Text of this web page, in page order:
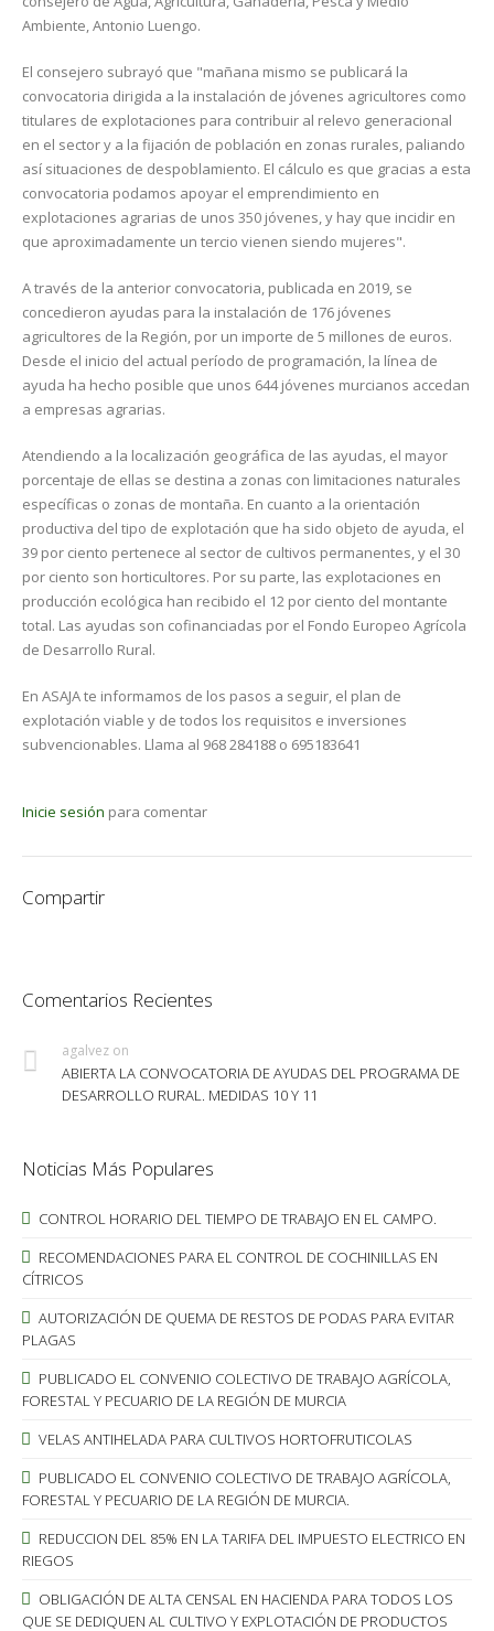
Ambiente, Antonio Luengo.
El consejero subrayó que "mañana mismo se publicará la
convocatoria dirigida a la instalación de jóvenes agricultores como
titulares de explotaciones para contribuir al relevo generacional
en el sector y a la fijación de población en zonas rurales, paliando
así situaciones de despoblamiento. El cálculo es que gracias a esta
convocatoria podamos apoyar el emprendimiento en
explotaciones agrarias de unos 350 jóvenes, y hay que incidir en
que aproximadamente un tercio vienen siendo mujeres".
A través de la anterior convocatoria, publicada en 2019, se
concedieron ayudas para la instalación de 176 jóvenes
agricultores de la Región, por un importe de 5 millones de euros.
Desde el inicio del actual período de programación, la línea de
ayuda ha hecho posible que unos 644 jóvenes murcianos accedan
a empresas agrarias.
Atendiendo a la localización geográfica de las ayudas, el mayor
porcentaje de ellas se destina a zonas con limitaciones naturales
específicas o zonas de montaña. En cuanto a la orientación
productiva del tipo de explotación que ha sido objeto de ayuda, el
39 por ciento pertenece al sector de cultivos permanentes, y el 30
por ciento son horticultores. Por su parte, las explotaciones en
producción ecológica han recibido el 12 por ciento del montante
total. Las ayudas son cofinanciadas por el Fondo Europeo Agrícola
de Desarrollo Rural.
En ASAJA te informamos de los pasos a seguir, el plan de
explotación viable y de todos los requisitos e inversiones
subvencionables. Llama al 968 284188 o 695183641
Inicie sesión para comentar
Compartir
Comentarios Recientes
agalvez on
ABIERTA LA CONVOCATORIA DE AYUDAS DEL PROGRAMA DE
DESARROLLO RURAL. MEDIDAS 10 Y 11
Noticias Más Populares
CONTROL HORARIO DEL TIEMPO DE TRABAJO EN EL CAMPO.
RECOMENDACIONES PARA EL CONTROL DE COCHINILLAS EN
CÍTRICOS
AUTORIZACIÓN DE QUEMA DE RESTOS DE PODAS PARA EVITAR
PLAGAS
PUBLICADO EL CONVENIO COLECTIVO DE TRABAJO AGRÍCOLA,
FORESTAL Y PECUARIO DE LA REGIÓN DE MURCIA
VELAS ANTIHELADA PARA CULTIVOS HORTOFRUTICOLAS
PUBLICADO EL CONVENIO COLECTIVO DE TRABAJO AGRÍCOLA,
FORESTAL Y PECUARIO DE LA REGIÓN DE MURCIA.
REDUCCION DEL 85% EN LA TARIFA DEL IMPUESTO ELECTRICO EN
RIEGOS
OBLIGACIÓN DE ALTA CENSAL EN HACIENDA PARA TODOS LOS
QUE SE DEDIQUEN AL CULTIVO Y EXPLOTACIÓN DE PRODUCTOS